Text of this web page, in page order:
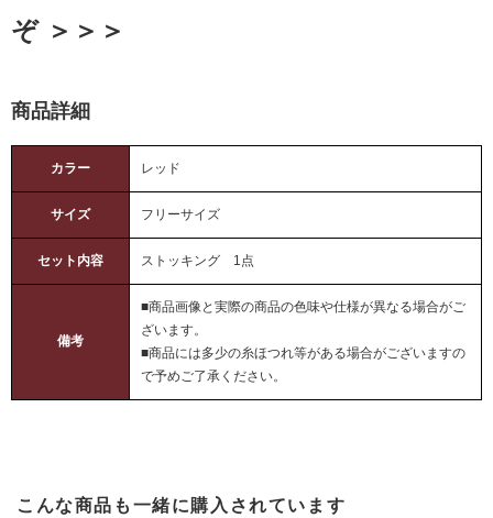
ぞ ＞＞＞
商品詳細
カラー レッド
サイズ フリーサイズ
セット内容 ストッキング 1点
備考
■商品画像と実際の商品の色味や仕様が異なる場合がご
ざいます。
■商品には多少の糸ほつれ等がある場合がございますの
で予めご了承ください。
こんな商品も一緒に購入されています